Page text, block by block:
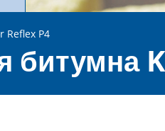
Reflex P4
битумна